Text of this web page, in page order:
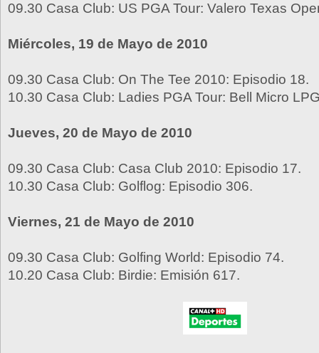
09.30 Casa Club: US PGA Tour: Valero Texas
Miércoles, 19 de Mayo de 2010
09.30 Casa Club: On The Tee 2010: Episodio 18.
10.30 Casa Club: Ladies PGA Tour: Bell Micro
Jueves, 20 de Mayo de 2010
09.30 Casa Club: Casa Club 2010: Episodio 17.
10.30 Casa Club: Golflog: Episodio 306.
Viernes, 21 de Mayo de 2010
09.30 Casa Club: Golfing World: Episodio 74.
10.20 Casa Club: Birdie: Emisión 617.